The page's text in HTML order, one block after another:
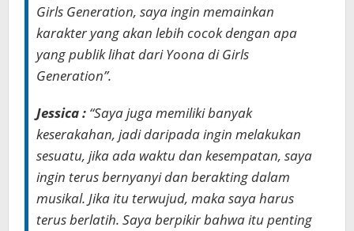
Girls Generation, saya ingin memainkan
karakter yang akan lebih cocok dengan apa
yang publik lihat dari Yoona di Girls
Generation”.
Jessica : “Saya juga memiliki banyak
keserakahan, jadi daripada ingin melakukan
sesuatu, jika ada waktu dan kesempatan, saya
ingin terus bernyanyi dan berakting dalam
musikal. Jika itu terwujud, maka saya harus
terus berlatih. Saya berpikir bahwa itu penting